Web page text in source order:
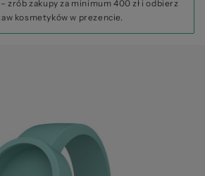
zrób zakupy za minimum 400 zł i odbierz
kosmetyków w prezencie.